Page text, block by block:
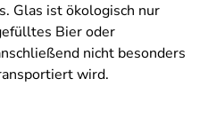
Glas ist ökologisch nur
Bier oder
nicht besonders
wird.